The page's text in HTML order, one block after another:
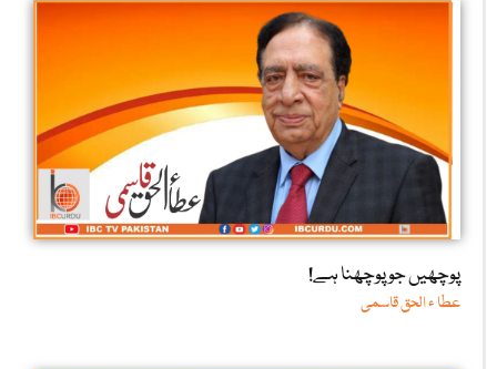
پوچھیں جو پوچھنا ہے!
عطا ء الحق قاسمی